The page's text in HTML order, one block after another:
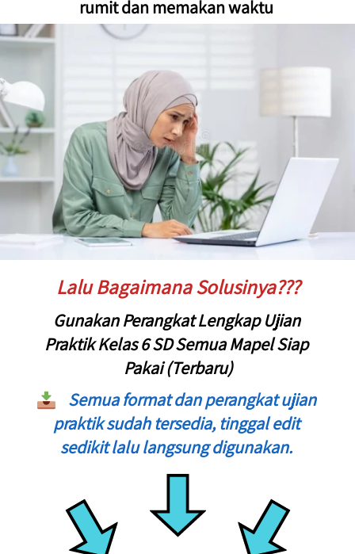
rumit dan memakan waktu
Lalu Bagaimana Solusinya???
Gunakan Perangkat Lengkap Ujian
Praktik Kelas 6 SD Semua Mapel Siap
Pakai (Terbaru)
Semua format dan perangkat ujian
praktik sudah tersedia, tinggal edit
sedikit lalu langsung digunakan.